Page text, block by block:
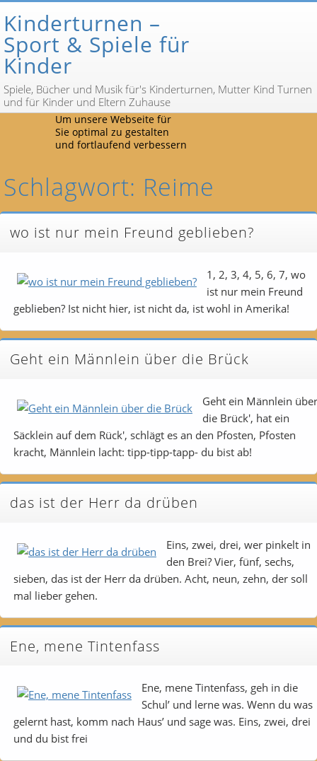
Kinderturnen –
Sport & Spiele für
Kinder
Spiele, Bücher und Musik für's Kinderturnen, Mutter Kind Turnen
und für Kinder und Eltern Zuhause
Schlagwort: Reime
wo ist nur mein Freund geblieben?
1, 2, 3, 4, 5, 6, 7, wo
ist nur mein Freund
geblieben? Ist nicht hier, ist nicht da, ist wohl in Amerika!
Geht ein Männlein über die Brück
Geht ein Männlein über
die Brück', hat ein
Säcklein auf dem Rück', schlägt es an den Pfosten, Pfosten
kracht, Männlein lacht: tipp-tipp-tapp- du bist ab!
das ist der Herr da drüben
Eins, zwei, drei, wer pinkelt in
den Brei? Vier, fünf, sechs,
sieben, das ist der Herr da drüben. Acht, neun, zehn, der soll
mal lieber gehen.
Ene, mene Tintenfass
Ene, mene Tintenfass, geh in die
Schul’ und lerne was. Wenn du was
gelernt hast, komm nach Haus’ und sage was. Eins, zwei, drei
und du bist frei
Um unsere Webseite für
Sie optimal zu gestalten
und fortlaufend verbessern